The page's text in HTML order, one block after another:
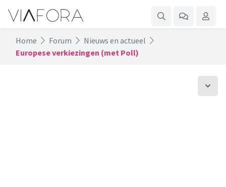
Home Forum
Nieuws en actueel
Europese verkiezingen (met Poll)